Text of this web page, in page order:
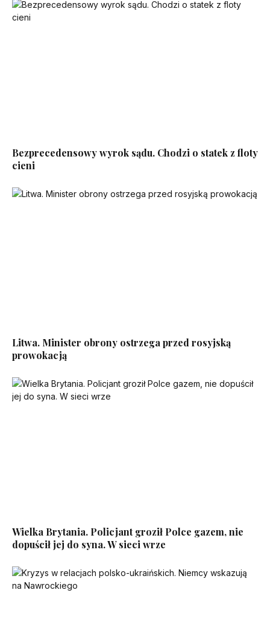
Bezprecedensowy wyrok sądu. Chodzi o statek z floty
cieni
Litwa. Minister obrony ostrzega przed rosyjską
prowokacją
Wielka Brytania. Policjant groził Polce gazem, nie
dopuścił jej do syna. W sieci wrze